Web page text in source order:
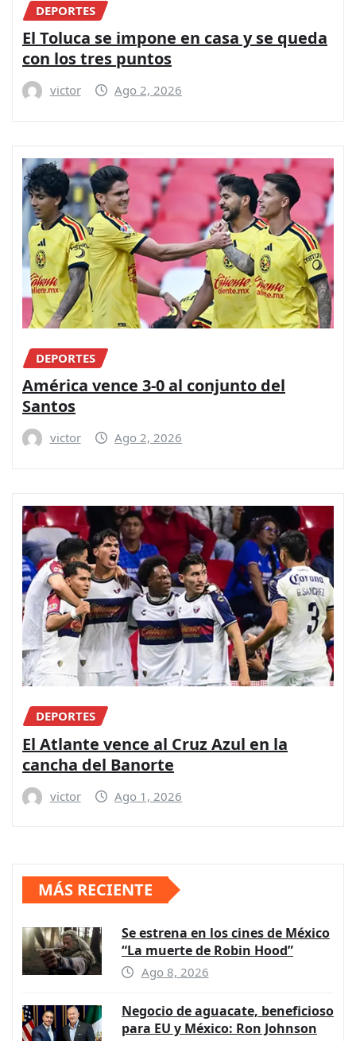
DEPORTES
El Toluca se impone en casa y se queda
con los tres puntos
victor Ago 2, 2026
DEPORTES
América vence 3-0 al conjunto del
Santos
victor Ago 2, 2026
DEPORTES
El Atlante vence al Cruz Azul en la
cancha del Banorte
victor Ago 1, 2026
MÁS RECIENTE
Se estrena en los cines de México
“La muerte de Robin Hood”
Ago 8, 2026
Negocio de aguacate, beneficioso
para EU y México: Ron Johnson